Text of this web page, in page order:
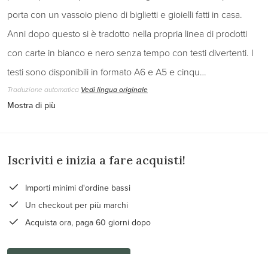
porta con un vassoio pieno di biglietti e gioielli fatti in casa.
Anni dopo questo si è tradotto nella propria linea di prodotti
con carte in bianco e nero senza tempo con testi divertenti. I
testi sono disponibili in formato A6 e A5 e cinqu…
Traduzione automatica Vedi lingua originale
Mostra di più
Iscriviti e inizia a fare acquisti!
Importi minimi d'ordine bassi
Un checkout per più marchi
Acquista ora, paga 60 giorni dopo